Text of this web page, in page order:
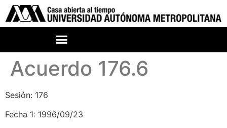
Acuerdo 176.6
Sesión: 176
Fecha 1: 1996/09/23